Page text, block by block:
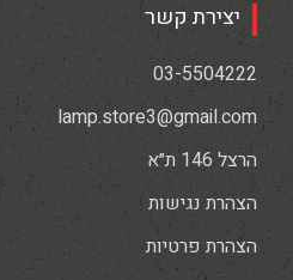
יצירת קשר
03-5504222
lamp.store3@gmail.com
הרצל 146 ת״א
הצהרת נגישות
הצהרת פרטיות